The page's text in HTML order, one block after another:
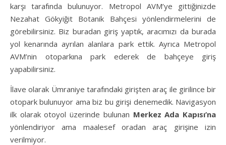
karşı tarafında bulunuyor. Metropol AVM’ye gittiğinizde
Nezahat Gökyiğit Botanik Bahçesi yönlendirmelerini de
görebilirsiniz. Biz buradan giriş yaptık, aracımızı da burada
yol kenarında ayrılan alanlara park ettik. Ayrıca Metropol
AVM’nin otoparkına park ederek de bahçeye giriş
yapabilirsiniz.
İlave olarak Ümraniye tarafındaki girişten araç ile girilince bir
otopark bulunuyor ama biz bu girişi denemedik. Navigasyon
ilk olarak otoyol üzerinde bulunan Merkez Ada Kapısı’na
yönlendiriyor ama maalesef oradan araç girişine izin
verilmiyor.